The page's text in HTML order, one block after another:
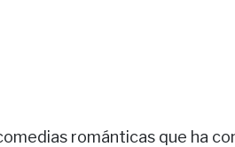
románticas que ha